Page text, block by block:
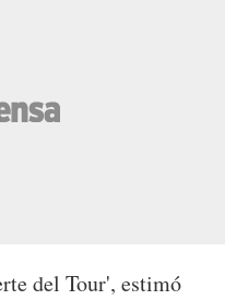
del Tour', estimó